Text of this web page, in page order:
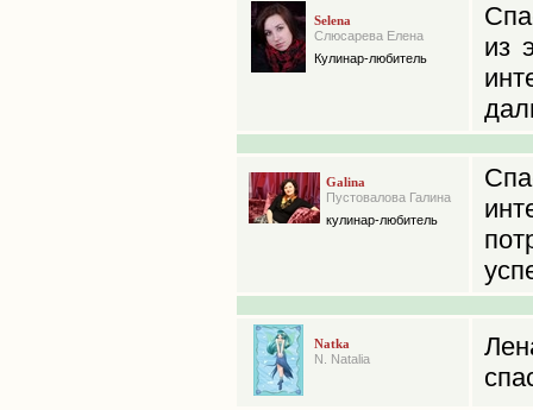
Selena
Слюсарева Елена
Кулинар-любитель
из
Galina
Пустовалова Галина
кулинар-любитель
Natka
N. Natalia